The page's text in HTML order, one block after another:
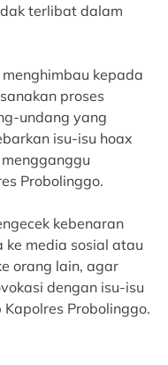
terlibat dalam
kepada
proses
undang yang
isu-isu hoax
Probolinggo.
kebenaran
ke media sosial atau
orang lain, agar
dengan isu-isu
Probolinggo.